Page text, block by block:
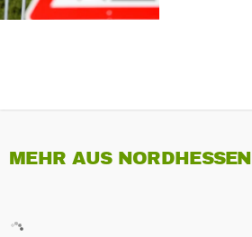
MEHR AUS NORDHESSEN